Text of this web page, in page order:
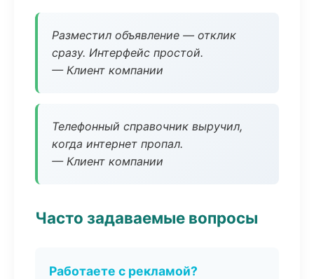
Разместил объявление — отклик
сразу. Интерфейс простой.
— Клиент компании
Телефонный справочник выручил,
когда интернет пропал.
— Клиент компании
Часто задаваемые вопросы
Работаете с рекламой?